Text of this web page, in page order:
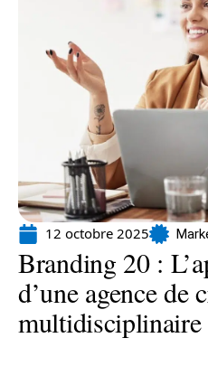
12 octobre 2025
Branding 20 :
d’une agence de
multidisciplinaire